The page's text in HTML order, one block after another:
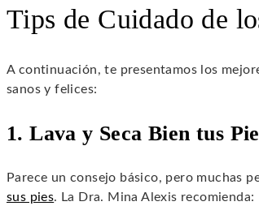
Tips de Cuidado de
A continuación, te presentamos los
sanos y felices:
1. Lava y Seca Bien tus
Parece un consejo básico, pero muchas
sus pies. La Dra. Mina Alexis recomienda: